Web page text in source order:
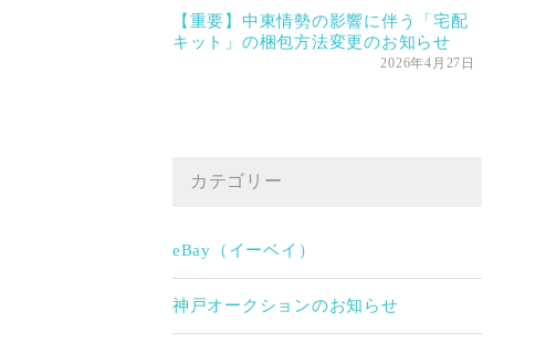
【重要】中東情勢の影響に伴う「宅配
キット」の梱包方法変更のお知らせ
2026年4月27日
カテゴリー
eBay（イーベイ）
神戸オークションのお知らせ